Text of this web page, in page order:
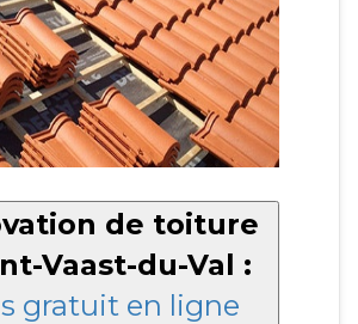
de toiture
Vaast-du-Val :
gratuit en ligne